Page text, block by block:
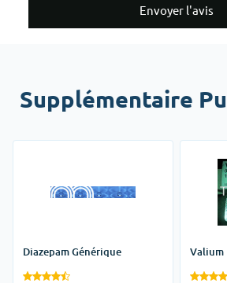
Envoyer l'avis
Supplémentaire
Diazepam Générique Valium